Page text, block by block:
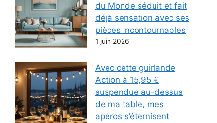
du Monde séduit et fait
déjà sensation avec ses
pièces incontournables
1 juin 2026
Avec cette guirlande
Action à 15,95 €
suspendue au-dessus
de ma table, mes
apéros s’éternisent